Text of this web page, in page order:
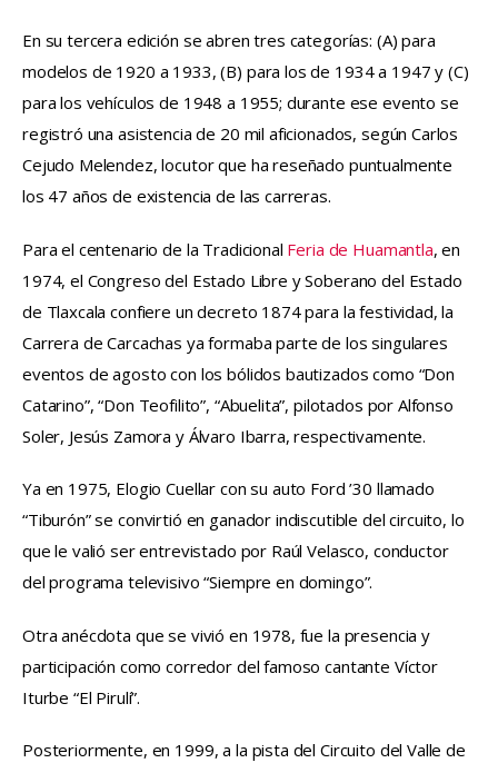
En su tercera edición se abren tres categorías: (A) para
modelos de 1920 a 1933, (B) para los de 1934 a 1947 y (C)
para los vehículos de 1948 a 1955; durante ese evento se
registró una asistencia de 20 mil aficionados, según Carlos
Cejudo Melendez, locutor que ha reseñado puntualmente
los 47 años de existencia de las carreras.
Para el centenario de la Tradicional Feria de Huamantla, en
1974, el Congreso del Estado Libre y Soberano del Estado
de Tlaxcala confiere un decreto 1874 para la festividad, la
Carrera de Carcachas ya formaba parte de los singulares
eventos de agosto con los bólidos bautizados como “Don
Catarino”, “Don Teofilito”, “Abuelita”, pilotados por Alfonso
Soler, Jesús Zamora y Álvaro Ibarra, respectivamente.
Ya en 1975, Elogio Cuellar con su auto Ford ’30 llamado
“Tiburón” se convirtió en ganador indiscutible del circuito, lo
que le valió ser entrevistado por Raúl Velasco, conductor
del programa televisivo “Siempre en domingo”.
Otra anécdota que se vivió en 1978, fue la presencia y
participación como corredor del famoso cantante Víctor
Iturbe “El Pirulí”.
Posteriormente, en 1999, a la pista del Circuito del Valle de